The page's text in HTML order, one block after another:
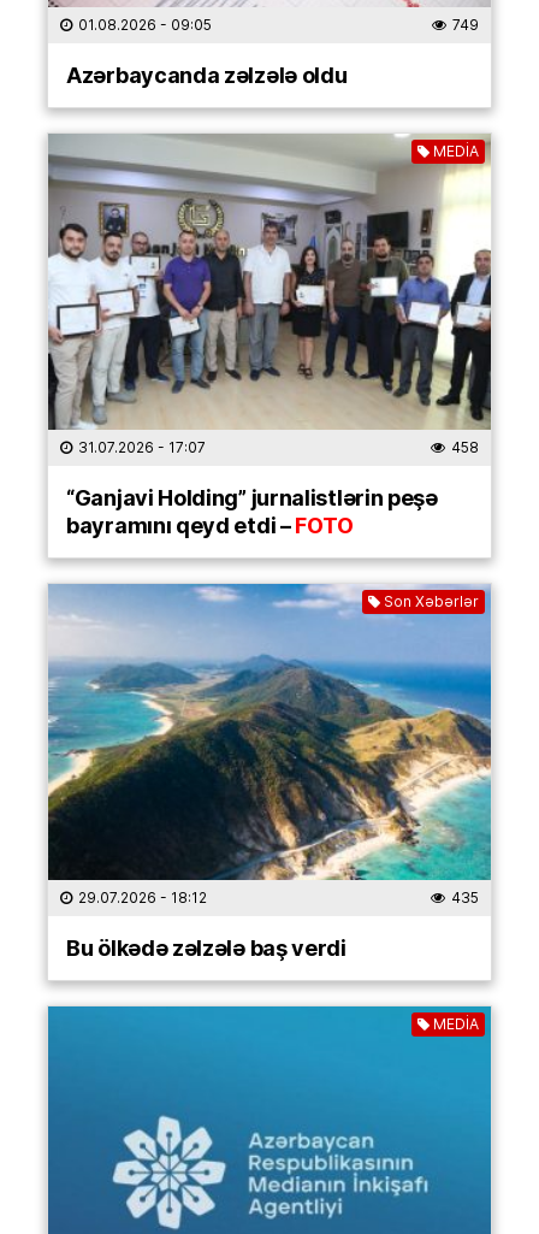
01.08.2026 - 09:05 749
Azərbaycanda zəlzələ oldu
MEDİA
31.07.2026 - 17:07 458
“Ganjavi Holding” jurnalistlərin peşə
bayramını qeyd etdi –FOTO
Son Xəbərlər
29.07.2026 - 18:12 435
Bu ölkədə zəlzələ baş verdi
MEDİA